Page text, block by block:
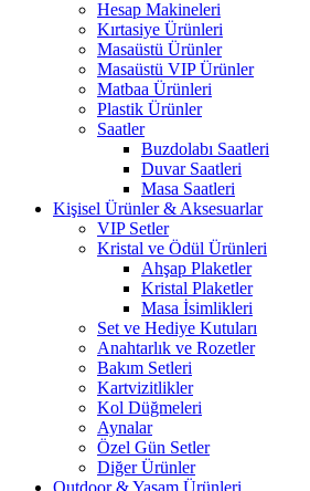
Hesap Makineleri
Kırtasiye Ürünleri
Masaüstü Ürünler
Masaüstü VIP Ürünler
Matbaa Ürünleri
Plastik Ürünler
Saatler
Buzdolabı Saatleri
Duvar Saatleri
Masa Saatleri
Kişisel Ürünler & Aksesuarlar
VIP Setler
Kristal ve Ödül Ürünleri
Ahşap Plaketler
Kristal Plaketler
Masa İsimlikleri
Set ve Hediye Kutuları
Anahtarlık ve Rozetler
Bakım Setleri
Kartvizitlikler
Kol Düğmeleri
Aynalar
Özel Gün Setler
Diğer Ürünler
Outdoor & Yaşam Ürünleri